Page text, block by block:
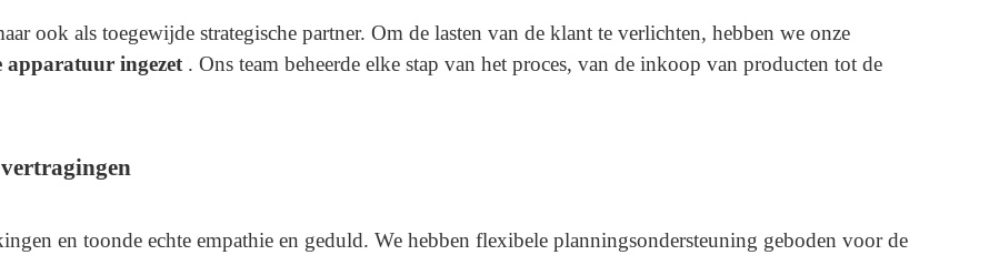
ook als toegewijde strategische partner. Om de lasten van de klant te verlichten, hebben we onze
apparatuur ingezet . Ons team beheerde elke stap van het proces, van de inkoop van producten tot de
en toonde echte empathie en geduld. We hebben flexibele planningsondersteuning geboden voor de